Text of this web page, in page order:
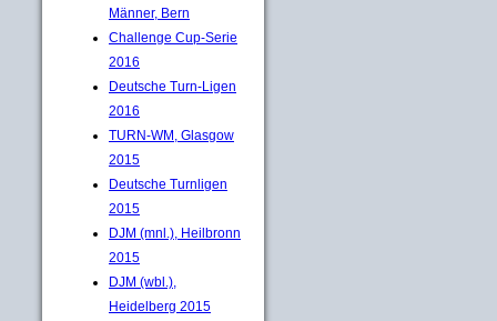
Männer, Bern
Challenge Cup-Serie
2016
Deutsche Turn-Ligen
2016
TURN-WM, Glasgow
2015
Deutsche Turnligen
2015
DJM (mnl.), Heilbronn
2015
DJM (wbl.),
Heidelberg 2015